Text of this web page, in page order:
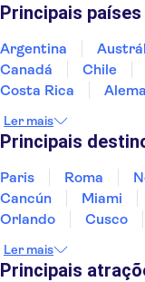
Principais países
Argentina
Canadá
Chile
Costa Rica
Panamá
Peru
Ler mais
Principais
Paris Roma
Cancún
Miami
Orlando
Cusco
Fernando de Noronha
Ler mais
Principais